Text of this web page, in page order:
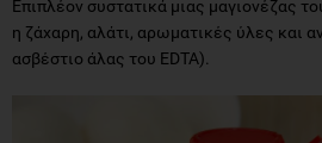
Επιπλέον συστατικά μιας μαγιονέζας
η ζάχαρη, αλάτι, αρωματικές ύλες και
ασβέστιο άλας του EDTA).